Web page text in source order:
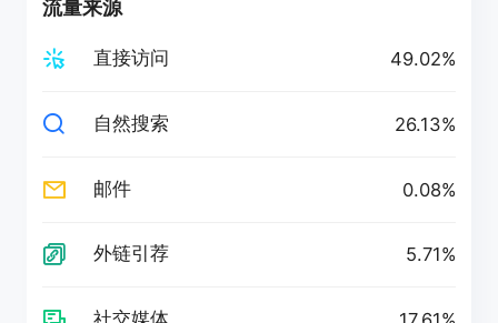
流量来源
直接访问 49.02%
自然搜索 26.13%
邮件 0.08%
外链引荐 5.71%